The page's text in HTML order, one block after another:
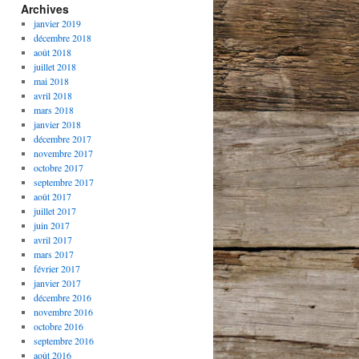
Archives
janvier 2019
décembre 2018
août 2018
juillet 2018
mai 2018
avril 2018
mars 2018
janvier 2018
décembre 2017
novembre 2017
octobre 2017
septembre 2017
août 2017
juillet 2017
juin 2017
avril 2017
mars 2017
février 2017
janvier 2017
décembre 2016
novembre 2016
octobre 2016
septembre 2016
août 2016